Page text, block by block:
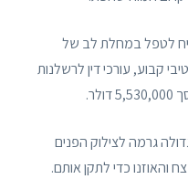
לטפל במחלת לב של
קבוע, עורכי דין לרשלנות
גרמה לצילוק הפנים
כדי לתקן אותם.